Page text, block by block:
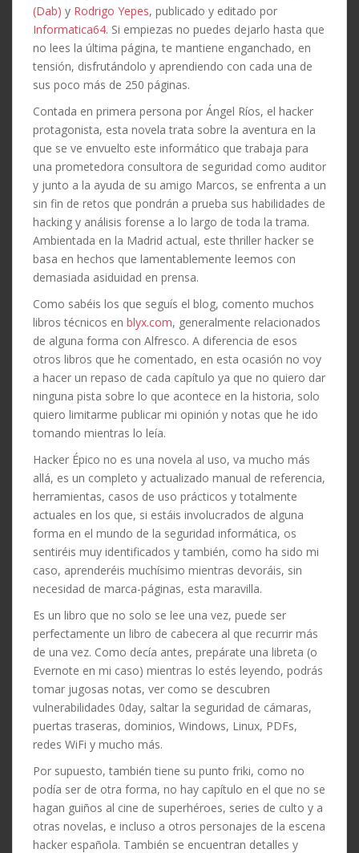
(Dab) y Rodrigo Yepes, publicado y editado por
Informatica64. Si empiezas no puedes dejarlo hasta que
no lees la última página, te mantiene enganchado, en
tensión, disfrutándolo y aprendiendo con cada una de
sus poco más de 250 páginas.
Contada en primera persona por Ángel Ríos, el hacker
protagonista, esta novela trata sobre la aventura en la
que se ve envuelto este informático que trabaja para
una prometedora consultora de seguridad como auditor
y junto a la ayuda de su amigo Marcos, se enfrenta a un
sin fin de retos que pondrán a prueba sus habilidades de
hacking y análisis forense a lo largo de toda la trama.
Ambientada en la Madrid actual, este thriller hacker se
basa en hechos que lamentablemente leemos con
demasiada asiduidad en prensa.
Como sabéis los que seguís el blog, comento muchos
libros técnicos en blyx.com, generalmente relacionados
de alguna forma con Alfresco. A diferencia de esos
otros libros que he comentado, en esta ocasión no voy
a hacer un repaso de cada capítulo ya que no quiero dar
ninguna pista sobre lo que acontece en la historia, solo
quiero limitarme publicar mi opinión y notas que he ido
tomando mientras lo leía.
Hacker Épico no es una novela al uso, va mucho más
allá, es un completo y actualizado manual de referencia,
herramientas, casos de uso prácticos y totalmente
actuales en los que, si estáis involucrados de alguna
forma en el mundo de la seguridad informática, os
sentiréis muy identificados y también, como ha sido mi
caso, aprenderéis muchísimo mientras devoráis, sin
necesidad de marca-páginas, esta maravilla.
Es un libro que no solo se lee una vez, puede ser
perfectamente un libro de cabecera al que recurrir más
de una vez. Como decía antes, prepárate una libreta (o
Evernote en mi caso) mientras lo estés leyendo, podrás
tomar jugosas notas, ver como se descubren
vulnerabilidades 0day, saltar la seguridad de cámaras,
puertas traseras, dominios, Windows, Linux, PDFs,
redes WiFi y mucho más.
Por supuesto, también tiene su punto friki, como no
podía ser de otra forma, no hay capítulo en el que no se
hagan guiños al cine de superhéroes, series de culto y a
otras novelas, e incluso a otros personajes de la escena
hacker española. También se encuentran detalles y